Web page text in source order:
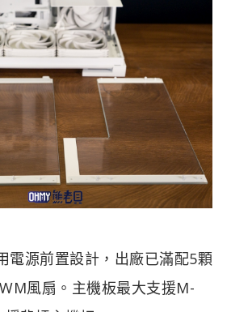
電源前置設計，出廠已滿配5顆
風扇。主機板最大支援M-